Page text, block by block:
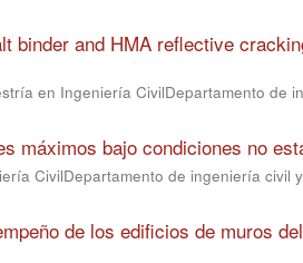
binder and HMA reflective
en Ingeniería CivilDepartamento de
máximos bajo condiciones no
CivilDepartamento de ingeniería civil y
de los edificios de muros